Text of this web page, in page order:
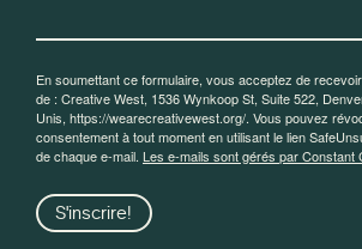
En soumettant ce formulaire, vous acceptez de
de : Creative West, 1536 Wynkoop St, Suite 522,
Unis, https://wearecreativewest.org/. Vous pouvez
consentement à tout moment en utilisant le lien
de chaque e-mail. Les e-mails sont gérés par Constant
S'inscrire!